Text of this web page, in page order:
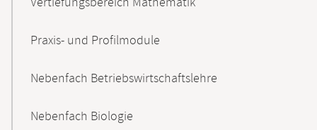
Praxis- und Profilmodule
Nebenfach Betriebswirtschaftslehre
Nebenfach Biologie